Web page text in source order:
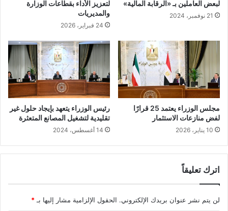
لبعض العاملين بـ «الرقابة المالية»
21 نوفمبر، 2024
لتعزيز الأداء بقطاعات الوزارة
والمديريات
24 فبراير، 2026
مجلس الوزراء يعتمد 25 قرارًا
لفض منازعات الاستثمار
10 يناير، 2026
رئيس الوزراء يتعهد بإيجاد حلول غير
تقليدية لتشغيل المصانع المتعثرة
14 أغسطس، 2024
اترك تعليقاً
لن يتم نشر عنوان بريدك الإلكتروني. الحقول الإلزامية مشار إليها بـ *